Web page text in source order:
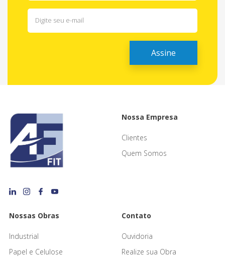
Nossa Empresa
Clientes
Quem Somos
Nossas Obras
Industrial
Papel e Celulose
Contato
Ouvidoria
Realize sua Obra